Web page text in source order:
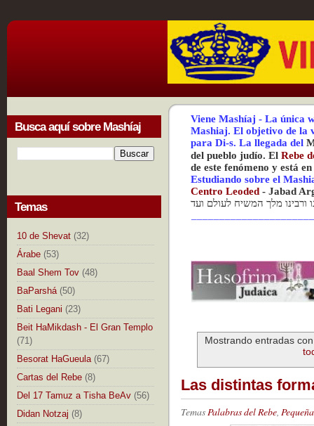
Busca aquí sobre Mashíaj
Temas
10 de Shevat (32)
Árabe (53)
Baal Shem Tov (48)
BaParshá (50)
Bati Legani (23)
Beit HaMikdash - El Gran Templo
(71)
Besorat HaGueula (67)
Cartas del Rebe (8)
Del 17 Tamuz a Tisha BeAv (56)
Didan Notzaj (8)
Viene Mashíaj - La única
Mashiaj. El objetivo de la
para Di-s. La llegada del
del pueblo judío. El Rebe
de este fenómeno y está
Estudiando sobre el
Centro Leoded - Jabad
ורבינו מלך המשיח לעולם ועד
Mostrando entradas
Las distintas
Temas Palabras del Rebe